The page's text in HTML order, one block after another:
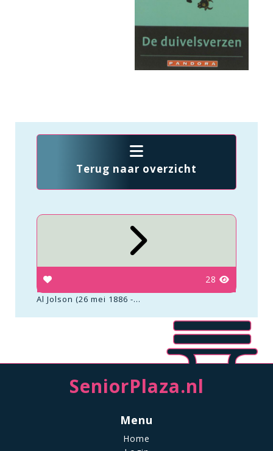
Terug naar overzicht
28
Al Jolson (26 mei 1886 -...
SeniorPlaza.nl
Menu
Home